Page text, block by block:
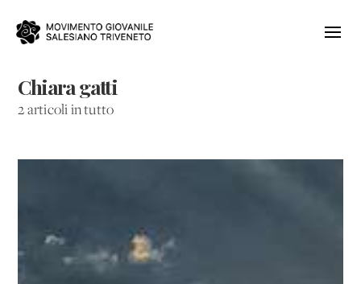
Chiara gatti
2 articoli in tutto